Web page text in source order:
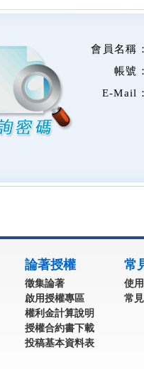
會員名稱
帳號
E-Mail
論著授權
徵集論著
啟用授權專區
權利金計算說明
授權合約書下載
投稿基本資料表
常
使
常